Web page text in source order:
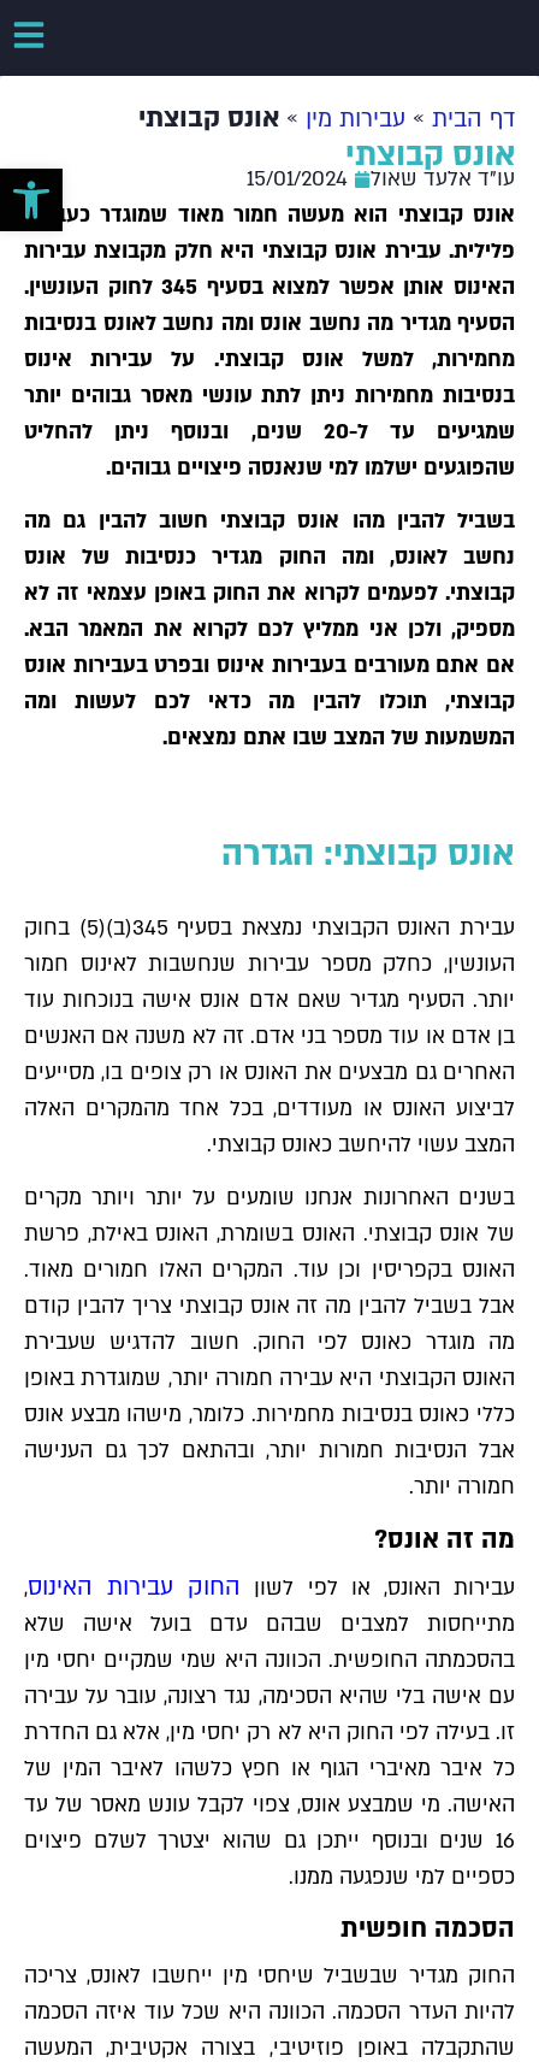
דף הבית » עבירות מין » אונס קבוצתי
אונס קבוצתי
עו"ד אלעד שאול
15/01/2024
אונס קבוצתי הוא מעשה חמור מאוד שמוגדר כעבירה
פלילית. עבירת אונס קבוצתי היא חלק מקבוצת עבירות
האינוס אותן אפשר למצוא בסעיף 345 לחוק העונשין.
הסעיף מגדיר מה נחשב אונס ומה נחשב לאונס בנסיבות
מחמירות, למשל אונס קבוצתי. על עבירות אינוס
בנסיבות מחמירות ניתן לתת עונשי מאסר גבוהים יותר
שמגיעים עד ל-20 שנים, ובנוסף ניתן להחליט
שהפוגעים ישלמו למי שנאנסה פיצויים גבוהים.
בשביל להבין מהו אונס קבוצתי חשוב להבין גם מה
נחשב לאונס, ומה החוק מגדיר כנסיבות של אונס
קבוצתי. לפעמים לקרוא את החוק באופן עצמאי זה לא
מספיק, ולכן אני ממליץ לכם לקרוא את המאמר הבא.
אם אתם מעורבים בעבירות אינוס ובפרט בעבירות אונס
קבוצתי, תוכלו להבין מה כדאי לכם לעשות ומה
המשמעות של המצב שבו אתם נמצאים.
אונס קבוצתי: הגדרה
עבירת האונס הקבוצתי נמצאת בסעיף 345(ב)(5) בחוק
העונשין, כחלק מספר עבירות שנחשבות לאינוס חמור
יותר. הסעיף מגדיר שאם אדם אונס אישה בנוכחות עוד
בן אדם או עוד מספר בני אדם. זה לא משנה אם האנשים
האחרים גם מבצעים את האונס או רק צופים בו, מסייעים
לביצוע האונס או מעודדים, בכל אחד מהמקרים האלה
המצב עשוי להיחשב כאונס קבוצתי.
בשנים האחרונות אנחנו שומעים על יותר ויותר מקרים
של אונס קבוצתי. האונס בשומרת, האונס באילת, פרשת
האונס בקפריסין וכן עוד. המקרים האלו חמורים מאוד.
אבל בשביל להבין מה זה אונס קבוצתי צריך להבין קודם
מה מוגדר כאונס לפי החוק. חשוב להדגיש שעבירת
האונס הקבוצתי היא עבירה חמורה יותר, שמוגדרת באופן
כללי כאונס בנסיבות מחמירות. כלומר, מישהו מבצע אונס
אבל הנסיבות חמורות יותר, ובהתאם לכך גם הענישה
חמורה יותר.
מה זה אונס?
עבירות האונס, או לפי לשון החוק עבירות האינוס,
מתייחסות למצבים שבהם עדם בועל אישה שלא
בהסכמתה החופשית. הכוונה היא שמי שמקיים יחסי מין
עם אישה בלי שהיא הסכימה, נגד רצונה, עובר על עבירה
זו. בעילה לפי החוק היא לא רק יחסי מין, אלא גם החדרת
כל איבר מאיברי הגוף או חפץ כלשהו לאיבר המין של
האישה. מי שמבצע אונס, צפוי לקבל עונש מאסר של עד
16 שנים ובנוסף ייתכן גם שהוא יצטרך לשלם פיצוים
כספיים למי שנפגעה ממנו.
הסכמה חופשית
החוק מגדיר שבשביל שיחסי מין ייחשבו לאונס, צריכה
להיות העדר הסכמה. הכוונה היא שכל עוד איזה הסכמה
שהתקבלה באופן פוזיטיבי, בצורה אקטיבית, המעשה
פתח